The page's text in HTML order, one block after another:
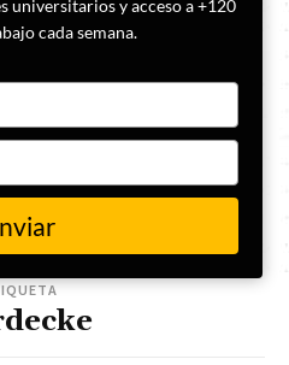
universitarios y acceso a +120
cada semana.